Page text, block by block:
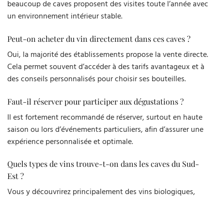
beaucoup de caves proposent des visites toute l’année avec
un environnement intérieur stable.
Peut-on acheter du vin directement dans ces caves ?
Oui, la majorité des établissements propose la vente directe.
Cela permet souvent d’accéder à des tarifs avantageux et à
des conseils personnalisés pour choisir ses bouteilles.
Faut-il réserver pour participer aux dégustations ?
Il est fortement recommandé de réserver, surtout en haute
saison ou lors d’événements particuliers, afin d’assurer une
expérience personnalisée et optimale.
Quels types de vins trouve-t-on dans les caves du Sud-
Est ?
Vous y découvrirez principalement des vins biologiques,